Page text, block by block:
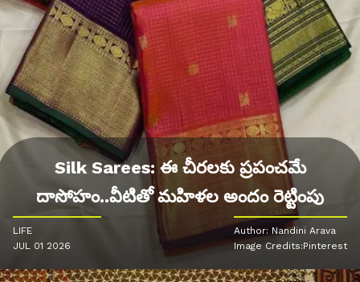
Silk Sarees: ఈ చీరలకు ప్రపంచమే
దాసోహం..వీటితో మహిళల అందం రెట్టింపు
LIFE
JUL 01 2026
Author: Nandini Arava
Image Credits:Pinterest